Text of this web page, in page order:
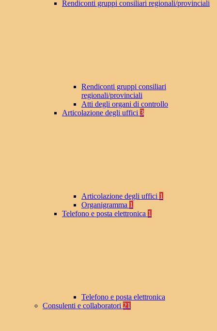
Rendiconti gruppi consiliari regionali/provinciali
Rendiconti gruppi consiliari
regionali/provinciali
Atti degli organi di controllo
Articolazione degli uffici 3
Articolazione degli uffici 1
Organigramma 1
Telefono e posta elettronica 1
Telefono e posta elettronica
Consulenti e collaboratori 21